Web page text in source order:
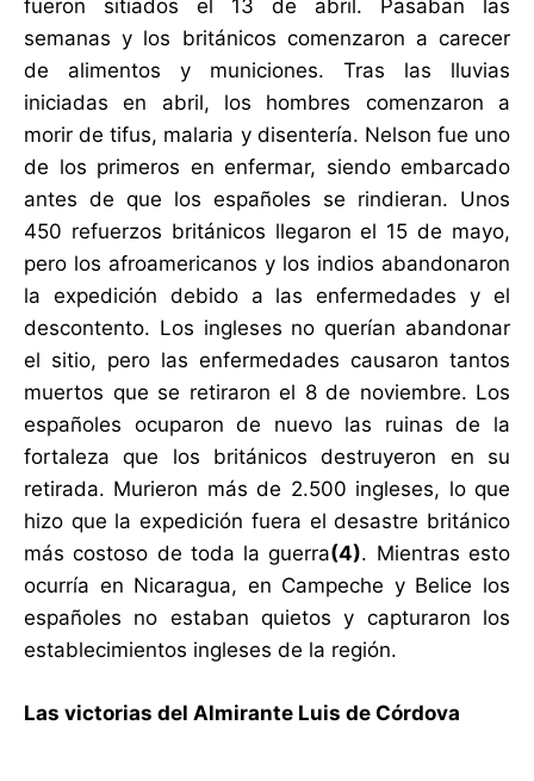
fueron sitiados el 13 de abril. Pasaban las
semanas y los británicos comenzaron a carecer
de alimentos y municiones. Tras las lluvias
iniciadas en abril, los hombres comenzaron a
morir de tifus, malaria y disentería. Nelson fue uno
de los primeros en enfermar, siendo embarcado
antes de que los españoles se rindieran. Unos
450 refuerzos británicos llegaron el 15 de mayo,
pero los afroamericanos y los indios abandonaron
la expedición debido a las enfermedades y el
descontento. Los ingleses no querían abandonar
el sitio, pero las enfermedades causaron tantos
muertos que se retiraron el 8 de noviembre. Los
españoles ocuparon de nuevo las ruinas de la
fortaleza que los británicos destruyeron en su
retirada. Murieron más de 2.500 ingleses, lo que
hizo que la expedición fuera el desastre británico
más costoso de toda la guerra(4). Mientras esto
ocurría en Nicaragua, en Campeche y Belice los
españoles no estaban quietos y capturaron los
establecimientos ingleses de la región.
Las victorias del Almirante Luis de Córdova